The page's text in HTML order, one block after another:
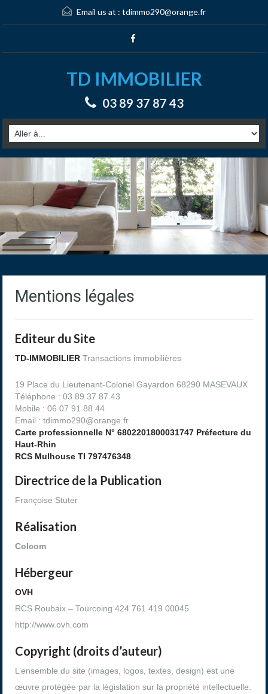
Email us at : tdimmo290@orange.fr
TD IMMOBILIER
03 89 37 87 43
Mentions légales
Editeur du Site
TD-IMMOBILIER Transactions immobilières
19 Place du Lieutenant-Colonel Gayardon 68290 MASEVAUX
Téléphone : 03 89 37 87 43
Mobile : 06 07 91 88 44
Email : tdimmo290@orange.fr
Carte professionnelle N° 6802201800031747 Préfecture du
Haut-Rhin
RCS Mulhouse TI 797476348
Directrice de la Publication
Françoise Stuter
Réalisation
Colcom
Hébergeur
OVH
RCS Roubaix – Tourcoing 424 761 419 00045
http://www.ovh.com
Copyright (droits d’auteur)
L’ensemble du site (images, logos, textes, design) est une
œuvre protégée par la législation sur la propriété intellectuelle.